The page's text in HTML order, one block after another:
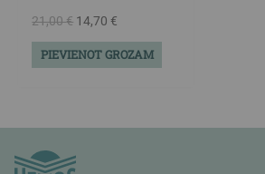
21,00€ 14,70 €
PIEVIENOT GROZAM